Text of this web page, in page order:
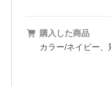
購入した商品
カラー/ネイビー